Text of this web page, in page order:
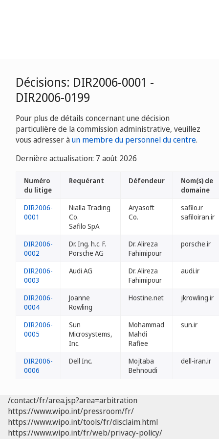
Décisions: DIR2006-0001 -
DIR2006-0199
Pour plus de détails concernant une décision
particulière de la commission administrative, veuillez
vous adresser àun membre du personnel du centre.
Dernière actualisation: 7 août 2026
Numéro
du litige
Requérant Défendeur
Nom(s) de
domaine
DIR2006-
0001
Nialla Trading
Co.
Safilo SpA
Aryasoft
Co.
safilo.ir
safiloiran.ir
DIR2006-
0002
Dr. Ing. h.c. F.
Porsche AG
Dr. Alireza
Fahimipour
porsche.ir
DIR2006-
0003
Audi AG
Dr. Alireza
Fahimipour
audi.ir
DIR2006-
0004
Joanne
Rowling
Hostine.net jkrowling.ir
DIR2006-
0005
Sun
Microsystems,
Inc.
Mohammad
Mahdi
Rafiee
sun.ir
DIR2006-
0006
Dell Inc.
Mojtaba
Behnoudi
dell-iran.ir
/contact/fr/area.jsp?area=arbitration
https://www.wipo.int/pressroom/fr/
https://www.wipo.int/tools/fr/disclaim.html
https://www.wipo.int/fr/web/privacy-policy/